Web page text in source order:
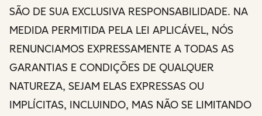
SÃO DE SUA EXCLUSIVA RESPONSABILIDADE. NA
MEDIDA PERMITIDA PELA LEI APLICÁVEL, NÓS
RENUNCIAMOS EXPRESSAMENTE A TODAS AS
GARANTIAS E CONDIÇÕES DE QUALQUER
NATUREZA, SEJAM ELAS EXPRESSAS OU
IMPLÍCITAS, INCLUINDO, MAS NÃO SE LIMITANDO